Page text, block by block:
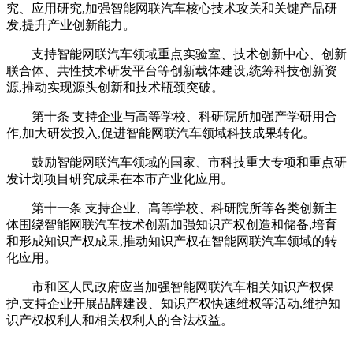
究、应用研究,加强智能网联汽车核心技术攻关和关键产品研
发,提升产业创新能力。
支持智能网联汽车领域重点实验室、技术创新中心、创新
联合体、共性技术研发平台等创新载体建设,统筹科技创新资
源,推动实现源头创新和技术瓶颈突破。
第十条 支持企业与高等学校、科研院所加强产学研用合
作,加大研发投入,促进智能网联汽车领域科技成果转化。
鼓励智能网联汽车领域的国家、市科技重大专项和重点研
发计划项目研究成果在本市产业化应用。
第十一条 支持企业、高等学校、科研院所等各类创新主
体围绕智能网联汽车技术创新加强知识产权创造和储备,培育
和形成知识产权成果,推动知识产权在智能网联汽车领域的转
化应用。
市和区人民政府应当加强智能网联汽车相关知识产权保
护,支持企业开展品牌建设、知识产权快速维权等活动,维护知
识产权权利人和相关权利人的合法权益。